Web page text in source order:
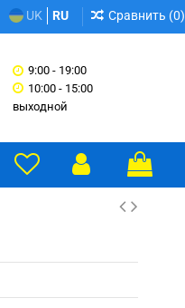
UK RU Сравнить (0)
9:00 - 19:00
10:00 - 15:00
выходной